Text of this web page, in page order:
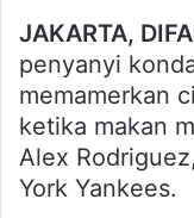
JAKARTA,
penyanyi
memamerkan
ketika makan
Alex
York Yankees.